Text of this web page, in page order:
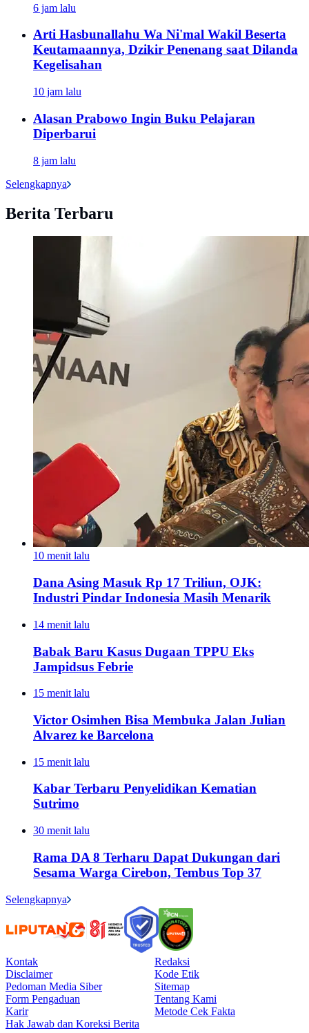
6 jam lalu
Arti Hasbunallahu Wa Ni'mal Wakil Beserta
Keutamaannya, Dzikir Penenang saat Dilanda
Kegelisahan
10 jam lalu
Alasan Prabowo Ingin Buku Pelajaran
Diperbarui
8 jam lalu
Selengkapnya
Berita Terbaru
10 menit lalu
Dana Asing Masuk Rp 17 Triliun, OJK:
Industri Pindar Indonesia Masih Menarik
14 menit lalu
Babak Baru Kasus Dugaan TPPU Eks
Jampidsus Febrie
15 menit lalu
Victor Osimhen Bisa Membuka Jalan Julian
Alvarez ke Barcelona
15 menit lalu
Kabar Terbaru Penyelidikan Kematian
Sutrimo
30 menit lalu
Rama DA 8 Terharu Dapat Dukungan dari
Sesama Warga Cirebon, Tembus Top 37
Selengkapnya
Kontak
Redaksi
Disclaimer
Kode Etik
Pedoman Media Siber
Sitemap
Form Pengaduan
Tentang Kami
Karir
Metode Cek Fakta
Hak Jawab dan Koreksi Berita